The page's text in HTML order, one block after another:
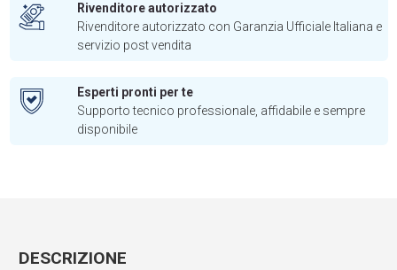
Rivenditore autorizzato
Rivenditore autorizzato con Garanzia Ufficiale Italiana e
servizio post vendita
Esperti pronti per te
Supporto tecnico professionale, affidabile e sempre
disponibile
DESCRIZIONE